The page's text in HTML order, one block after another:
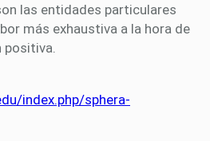
las entidades particulares
más exhaustiva a la hora de
positiva.
index.php/sphera-